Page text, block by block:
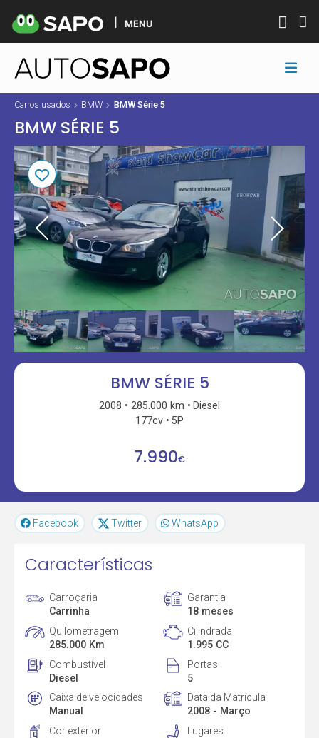
MENU
Carros usados BMW BMW Série 5
BMW SÉRIE 5
BMW SÉRIE 5
2008 285.000 km
Diesel
177cv
5P
7.990€
Facebook Twitter WhatsApp
Características
Carroçaria
Carrinha
Garantia
18 meses
Quilometragem
285.000 Km
Cilindrada
1.995 CC
Combustível
Diesel
Portas
5
Caixa de velocidades
Manual
Data da Matrícula
2008 - Março
Cor exterior
Lugares